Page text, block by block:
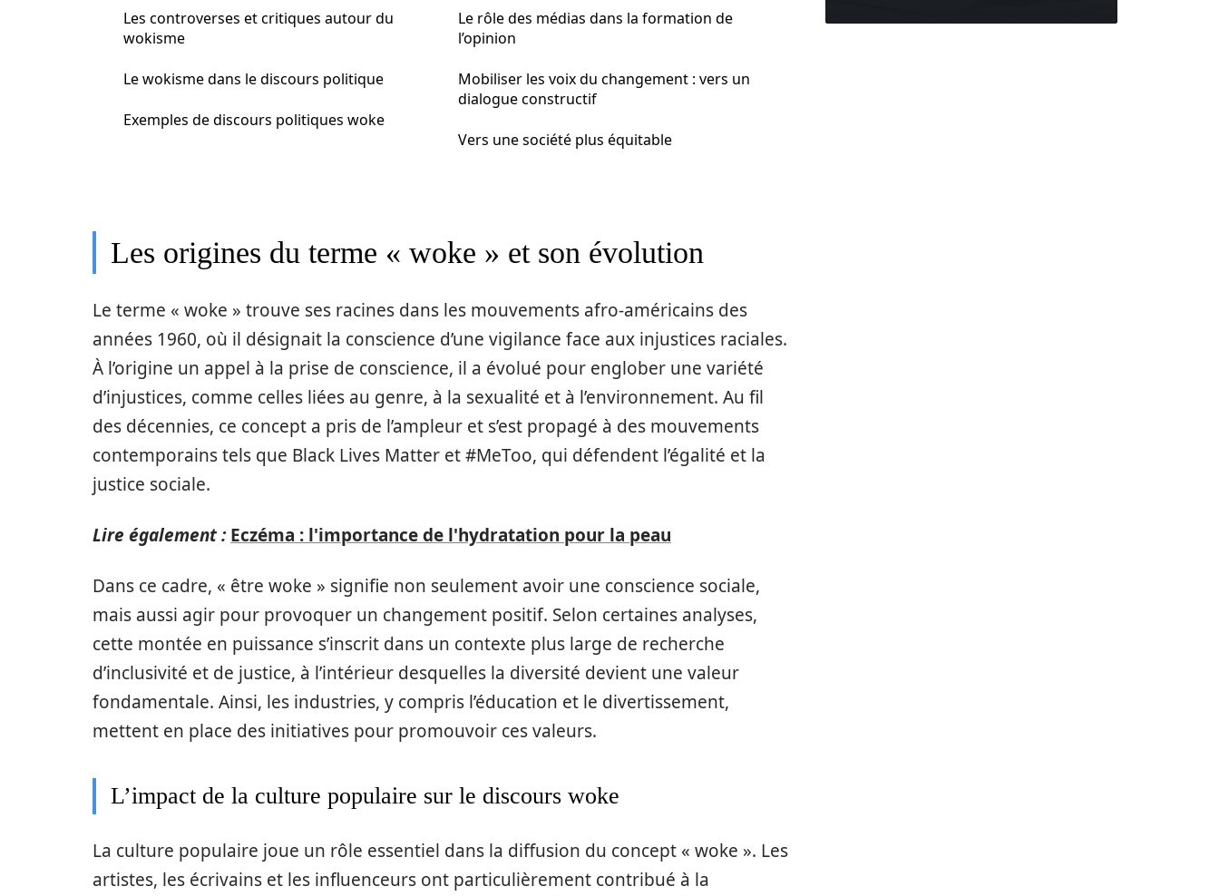
Les controverses et critiques autour du
wokisme
Le wokisme dans le discours politique
Exemples de discours politiques woke
Le rôle des médias dans la formation de
l’opinion
Mobiliser les voix du changement : vers un
dialogue constructif
Vers une société plus équitable
Les origines du terme « woke » et son évolution
Le terme « woke » trouve ses racines dans les mouvements afro-américains des
années 1960, où il désignait la conscience d’une vigilance face aux injustices raciales.
À l’origine un appel à la prise de conscience, il a évolué pour englober une variété
d’injustices, comme celles liées au genre, à la sexualité et à l’environnement. Au fil
des décennies, ce concept a pris de l’ampleur et s’est propagé à des mouvements
contemporains tels que Black Lives Matter et #MeToo, qui défendent l’égalité et la
justice sociale.
Lire également : Eczéma : l'importance de l'hydratation pour la peau
Dans ce cadre, « être woke » signifie non seulement avoir une conscience sociale,
mais aussi agir pour provoquer un changement positif. Selon certaines analyses,
cette montée en puissance s’inscrit dans un contexte plus large de recherche
d’inclusivité et de justice, à l’intérieur desquelles la diversité devient une valeur
fondamentale. Ainsi, les industries, y compris l’éducation et le divertissement,
mettent en place des initiatives pour promouvoir ces valeurs.
L’impact de la culture populaire sur le discours woke
La culture populaire joue un rôle essentiel dans la diffusion du concept « woke ». Les
artistes, les écrivains et les influenceurs ont particulièrement contribué à la